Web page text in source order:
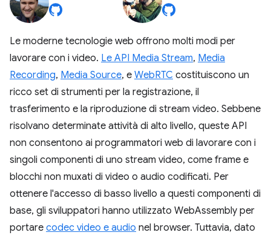
Le moderne tecnologie web offrono molti modi per
lavorare con i video. Le API Media Stream, Media
Recording, Media Source, e WebRTC costituiscono un
ricco set di strumenti per la registrazione, il
trasferimento e la riproduzione di stream video. Sebbene
risolvano determinate attività di alto livello, queste API
non consentono ai programmatori web di lavorare con i
singoli componenti di uno stream video, come frame e
blocchi non muxati di video o audio codificati. Per
ottenere l'accesso di basso livello a questi componenti di
base, gli sviluppatori hanno utilizzato WebAssembly per
portare codec video e audio nel browser. Tuttavia, dato